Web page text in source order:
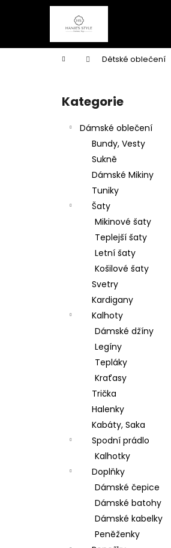
Domů Dětské oblečení
Přeskočit
kategorie
Kategorie
Dámské oblečení
Bundy, Vesty
Sukně
Dámské Mikiny
Tuniky
Šaty
Mikinové šaty
Teplejší šaty
Letní šaty
Košilové šaty
Svetry
Kardigany
Kalhoty
Dámské džíny
Legíny
Tepláky
Kraťasy
Trička
Halenky
Kabáty, Saka
Spodní prádlo
Kalhotky
Doplňky
Dámské čepice
Dámské batohy
Dámské kabelky
Peněženky
í
do
do
ŠATY BEST TIME DELŠÍ
380 Kč
Původně:699 Kč